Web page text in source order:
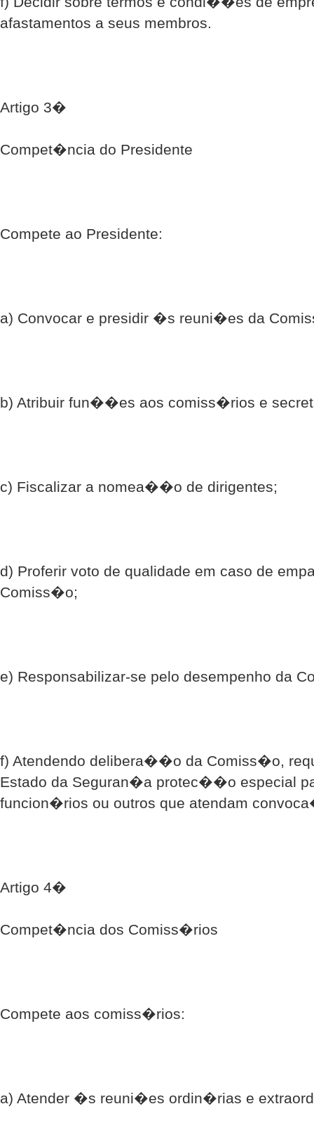
afastamentos a seus membros.
Artigo 3�
Compet�ncia do Presidente
Compete ao Presidente:
a) Convocar e presidir �s reuni�es da
b) Atribuir fun��es aos comiss�rios e
c) Fiscalizar a nomea��o de dirigentes;
d) Proferir voto de qualidade em caso de
Comiss�o;
e) Responsabilizar-se pelo desempenho da
f) Atendendo delibera��o da Comiss�o,
Estado da Seguran�a protec��o especial
funcion�rios ou outros que atendam
Artigo 4�
Compet�ncia dos Comiss�rios
Compete aos comiss�rios:
a) Atender �s reuni�es ordin�rias e